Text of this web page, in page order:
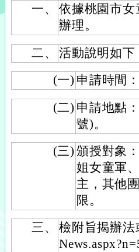
一、
依據桃園市
辦理。
二、
活動說明如下
(一) 申請時間
(二) 申請地點
號)。
(三) 頒授對象
姐女童軍
主，其他
限。
三、
檢附旨揭辦